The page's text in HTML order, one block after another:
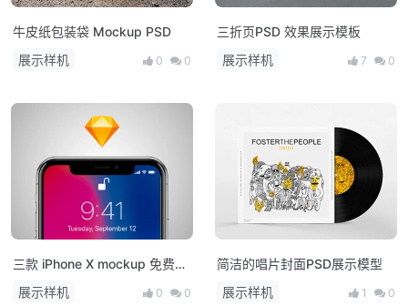
牛皮纸包装袋 Mockup PSD
展示样机
0 0
三折页PSD 效果展示模板
展示样机
7 0
三款 iPhone X mockup 免费下
展示样机 0 0
简洁的唱片封面PSD展示模型
展示样机
1 0